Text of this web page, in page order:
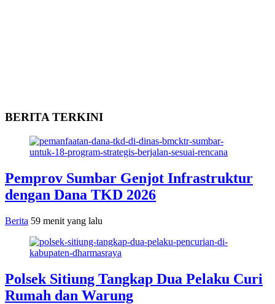
BERITA TERKINI
Pemprov Sumbar Genjot Infrastruktur
dengan Dana TKD 2026
Berita 59 menit yang lalu
Polsek Sitiung Tangkap Dua Pelaku Curi
Rumah dan Warung